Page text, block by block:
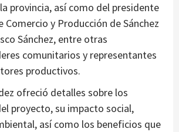
provincia, así como del presidente
Comercio y Producción de Sánchez
Sánchez, entre otras
comunitarios y representantes
productivos.
ofreció detalles sobre los
proyecto, su impacto social,
así como los beneficios que